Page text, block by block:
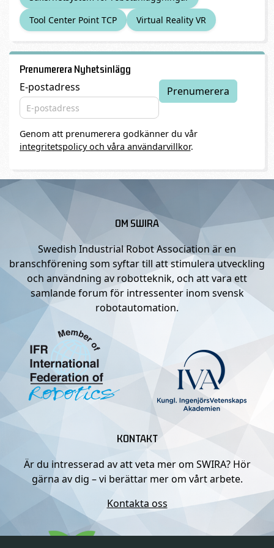
Tool Center Point TCP
Virtual Reality VR
Prenumerera Nyhetsinlägg
E-postadress
Genom att prenumerera godkänner du vår
integritetspolicy och våra användarvillkor.
OM SWIRA
Swedish Industrial Robot Association är en
branschförening som syftar till att stimulera utveckling
och användning av robotteknik, och att vara ett
samlande forum för intressenter inom svensk
robotautomation.
KONTAKT
Är du intresserad av att veta mer om SWIRA? Hör
gärna av dig – vi berättar mer om vårt arbete.
Kontakta oss